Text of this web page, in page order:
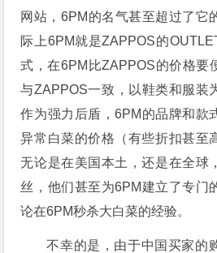
网站，6PM的名气甚至超过了它
际上6PM就是ZAPPOS的
式，在6PM比ZAPPOS的价格要
与ZAPPOS一致，以鞋类和服装
作为强力后盾，6PM的品牌和款
异常白菜的价格（有些折扣甚至
无论是在美国本土，还是在全球
丝，他们甚至为6PM建立了专门
论在6PM秒杀大白菜的经验。
不幸的是，由于中国买家的